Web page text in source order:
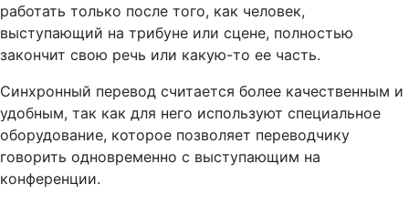
работать только после того, как человек,
выступающий на трибуне или сцене, полностью
закончит свою речь или какую-то ее часть.
Синхронный перевод считается более качественным и
удобным, так как для него используют специальное
оборудование, которое позволяет переводчику
говорить одновременно с выступающим на
конференции.